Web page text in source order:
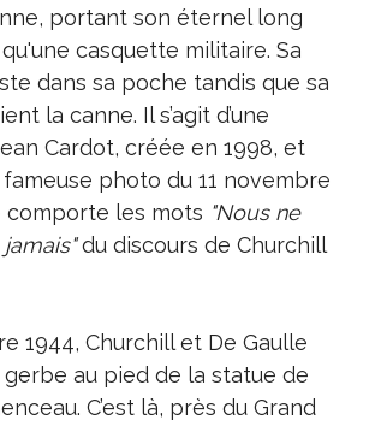
portant son éternel long
casquette militaire. Sa
dans sa poche tandis que sa
la canne. Il s’agit d’une
Cardot, créée en 1998, et
photo du 11 novembre
comporte les mots "Nous ne
du discours de Churchill
1944, Churchill et De Gaulle
au pied de la statue de
C’est là, près du Grand